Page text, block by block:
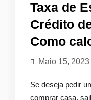
Taxa de
Crédito
Como
Maio 15, 2023
Se deseja pedir
comprar casa,